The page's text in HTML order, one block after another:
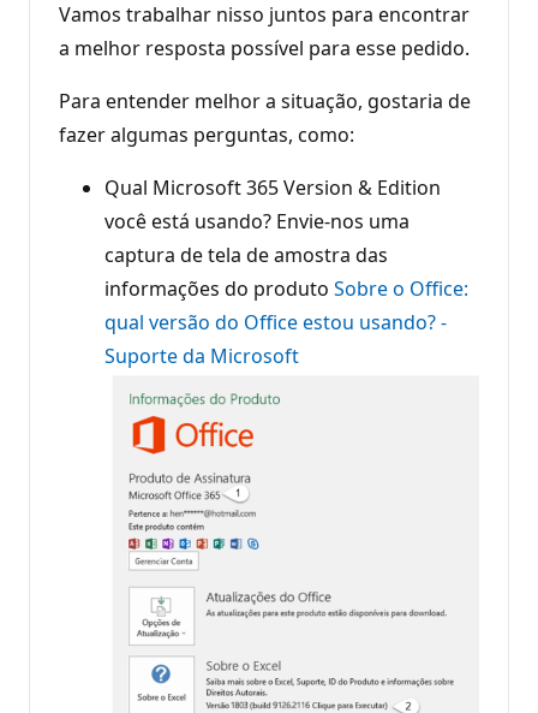
Vamos trabalhar nisso juntos para encontrar
a melhor resposta possível para esse pedido.
Para entender melhor a situação, gostaria de
fazer algumas perguntas, como:
Qual Microsoft 365 Version & Edition
você está usando? Envie-nos uma
captura de tela de amostra das
informações do produto Sobre o Office:
qual versão do Office estou usando? -
Suporte da Microsoft